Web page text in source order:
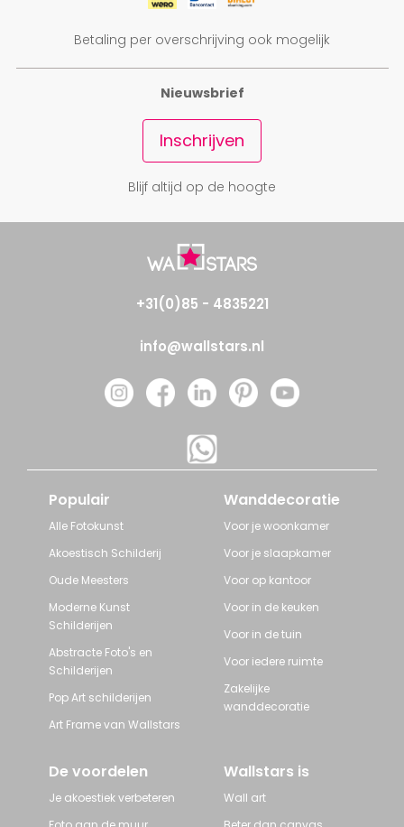
Betaling per overschrijving ook mogelijk
Nieuwsbrief
Inschrijven
Blijf altijd op de hoogte
+31(0)85 - 4835221
info@wallstars.nl
Populair
Alle Fotokunst
Akoestisch Schilderij
Oude Meesters
Moderne Kunst
Schilderijen
Abstracte Foto's en
Schilderijen
Pop Art schilderijen
Art Frame van Wallstars
Wanddecoratie
Voor je woonkamer
Voor je slaapkamer
Voor op kantoor
Voor in de keuken
Voor in de tuin
Voor iedere ruimte
Zakelijke
wanddecoratie
De voordelen
Je akoestiek verbeteren
Wallstars is
Wall art